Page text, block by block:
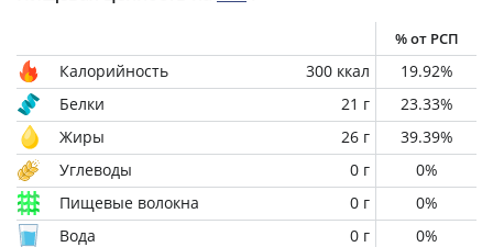
% от РСП
Калорийность 300 ккал 19.92%
Белки
21 г 23.33%
Жиры
26 г 39.39%
Углеводы
0 г 0%
Пищевые волокна
0 г 0%
Вода
0 г 0%